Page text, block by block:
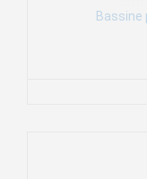
Bassine